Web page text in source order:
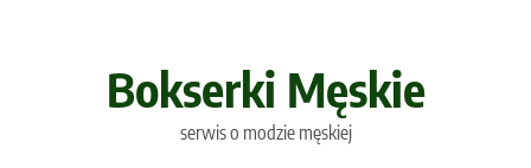
Bokserki Męskie
serwis o modzie męskiej